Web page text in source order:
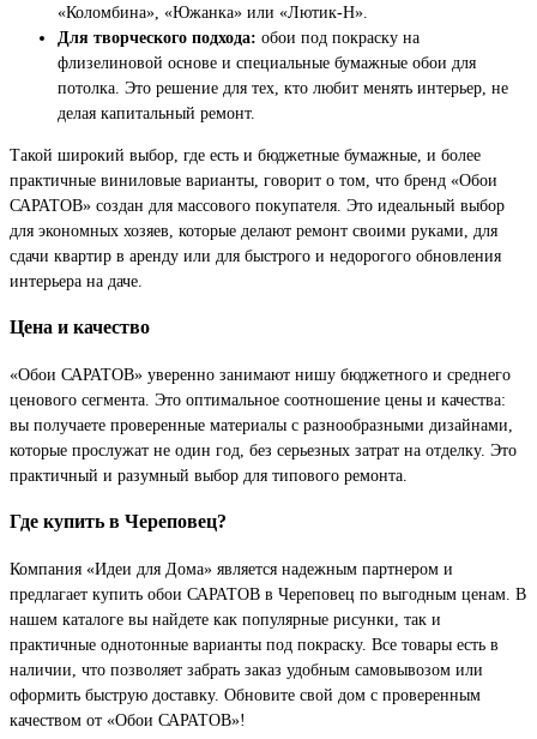
«Коломбина», «Южанка» или «Лютик-Н».
Для творческого подхода: обои под покраску на
флизелиновой основе и специальные бумажные обои для
потолка. Это решение для тех, кто любит менять интерьер, не
делая капитальный ремонт.
Такой широкий выбор, где есть и бюджетные бумажные, и более
практичные виниловые варианты, говорит о том, что бренд «Обои
САРАТОВ» создан для массового покупателя. Это идеальный выбор
для экономных хозяев, которые делают ремонт своими руками, для
сдачи квартир в аренду или для быстрого и недорогого обновления
интерьера на даче.
Цена и качество
«Обои САРАТОВ» уверенно занимают нишу бюджетного и среднего
ценового сегмента. Это оптимальное соотношение цены и качества:
вы получаете проверенные материалы с разнообразными дизайнами,
которые прослужат не один год, без серьезных затрат на отделку. Это
практичный и разумный выбор для типового ремонта.
Где купить в Череповец?
Компания «Идеи для Дома» является надежным партнером и
предлагает купить обои САРАТОВ в Череповец по выгодным ценам. В
нашем каталоге вы найдете как популярные рисунки, так и
практичные однотонные варианты под покраску. Все товары есть в
наличии, что позволяет забрать заказ удобным самовывозом или
оформить быструю доставку. Обновите свой дом с проверенным
качеством от «Обои САРАТОВ»!